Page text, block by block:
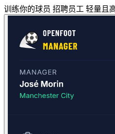
训练你的球员 招聘员工 轻量且